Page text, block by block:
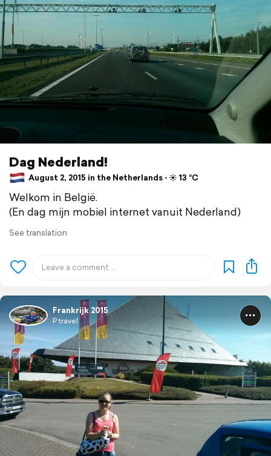
Dag Nederland!
August 2, 2015 in the Netherlands ⋅ ☀️ 13 °C
Welkom in België.
(En dag mijn mobiel internet vanuit Nederland)
See translation
Frankrijk 2015
P travel